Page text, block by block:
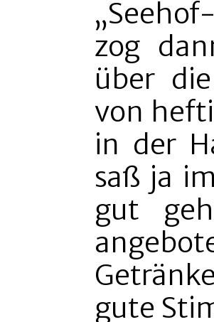
zog
über
von
in der
saß ja
gut
gute